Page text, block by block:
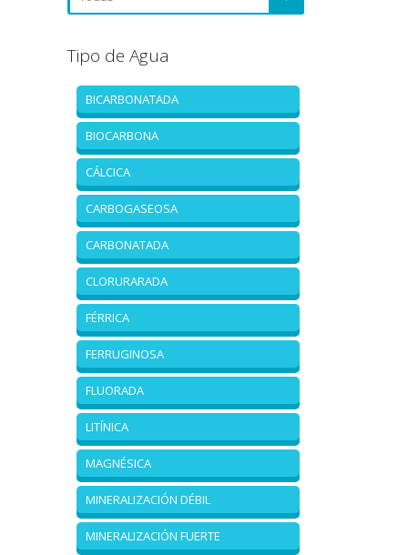
Tipo de Agua
BICARBONATADA
BIOCARBONA
CÁLCICA
CARBOGASEOSA
CARBONATADA
CLORURARADA
FÉRRICA
FERRUGINOSA
FLUORADA
LITÍNICA
MAGNÉSICA
MINERALIZACIÓN DÉBIL
MINERALIZACIÓN FUERTE